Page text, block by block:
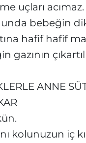
uçları acımaz.
bebeğin
hafif hafif
gazının
ANNE
kolunuzun iç